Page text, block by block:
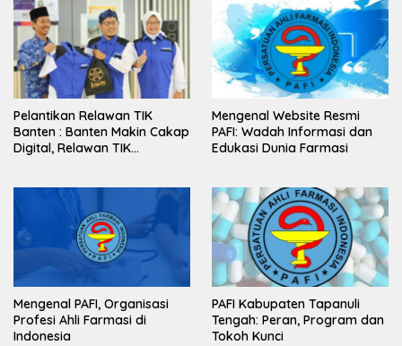
Pelantikan Relawan TIK
Banten : Banten Makin Cakap
Digital, Relawan TIK
Mengenal Website Resmi
PAFI: Wadah Informasi dan
Edukasi Dunia Farmasi
Mengenal PAFI, Organisasi
Profesi Ahli Farmasi di
Indonesia
PAFI Kabupaten Tapanuli
Tengah: Peran, Program dan
Tokoh Kunci